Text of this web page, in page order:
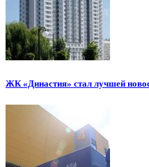
ЖК «Династия» стал лучшей